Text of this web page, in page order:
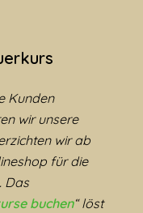
Kunden
wir unsere
wir ab
für die
Das
buchen“ löst